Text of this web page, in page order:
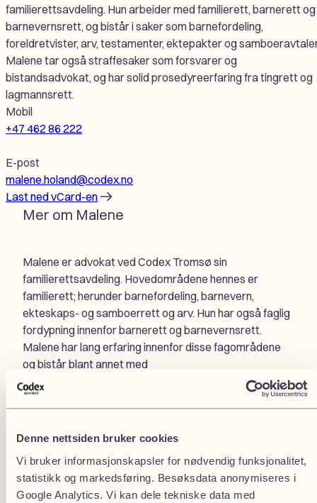
Denne nettsiden bruker cookies
Vi bruker informasjonskapsler for nødvendig funksjonalitet,
statistikk og markedsføring. Besøksdata anonymiseres i
Google Analytics. Vi kan dele tekniske data med
familierettsavdeling. Hun arbeider med familierett, barnerett og
barnevernsrett, og bistår i saker som barnefordeling,
foreldretvister, arv, testamenter, ektepakter og
Malene tar også straffesaker som forsvarer og
bistandsadvokat, og har solid prosedyreerfaring fra tingrett og
lagmannsrett.
Mobil
+47 462 86 222
E-post
malene.holand@codex.no
Last ned vCard-en
Mer om Malene
Malene er advokat ved Codex Tromsø sin
familierettsavdeling. Hovedområdene hennes er
familierett; herunder barnefordeling, barnevern,
ekteskaps- og samboerrett og arv. Hun har også faglig
fordypning innenfor barnerett og barnevernsrett.
Malene har lang erfaring innenfor disse fagområdene
og bistår blant annet med
foreldretvister/barnefordelingssaker, opprettelse av
testamenter, rådgivning vedrørende økonomiske
opprette ektepakter og samboeravtaler, og generell
Malene bistår videre i straffesaker, både som forsvarer
og bistandsadvokat. Hun har god prosedyreerfaring fra